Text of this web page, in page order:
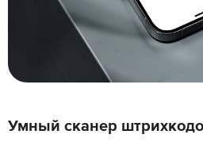
Умный сканер